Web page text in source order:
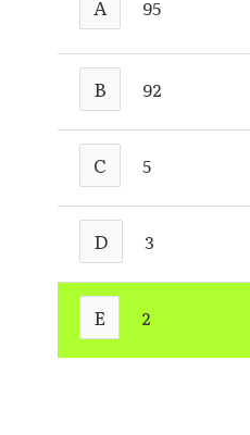
A 95
B 92
C 5
D 3
E 2